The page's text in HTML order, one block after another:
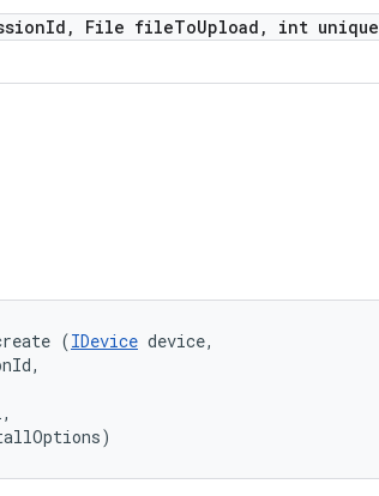
Id , File fileToUpload , int unique
(IDevice device,